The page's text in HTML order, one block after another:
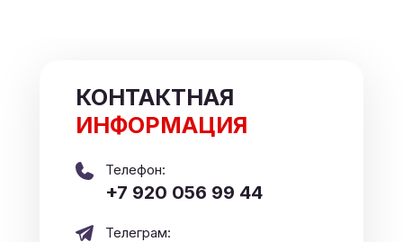
КОНТАКТНАЯ
ИНФОРМАЦИЯ
Телефон:
+7 920 056 99 44
Телеграм: